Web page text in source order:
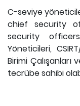
C-seviye
chief security
security
Yöneticileri,
Birimi Çalışanları
tecrübe sahibi